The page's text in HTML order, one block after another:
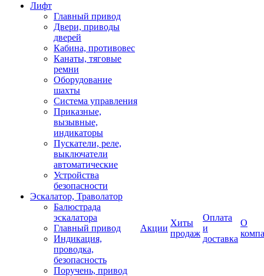
Лифт
Главный привод
Двери, приводы
дверей
Кабина, противовес
Канаты, тяговые
ремни
Оборудование
шахты
Система управления
Приказные,
вызывные,
индикаторы
Пускатели, реле,
выключатели
автоматические
Устройства
безопасности
Эскалатор, Траволатор
Балюстрада
эскалатора
Главный привод
Индикация,
проводка,
безопасность
Поручень, привод
Акции
Хиты
продаж
Оплата
и
доставка
О